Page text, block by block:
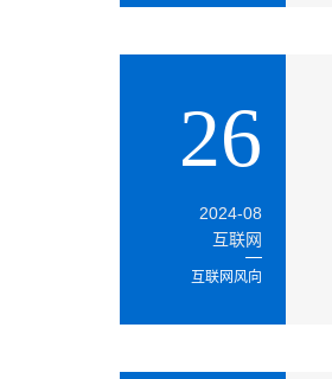
26
2024-08
互联网
互联网风向